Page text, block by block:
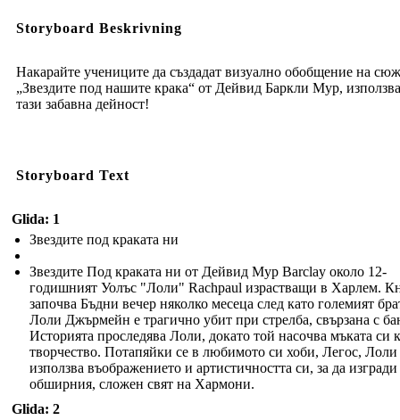
Storyboard Beskrivning
Накарайте учениците да създадат визуално обобщение на
„Звездите под нашите крака“ от Дейвид Баркли Мур,
тази забавна дейност!
Storyboard Text
Glida: 1
Звездите под краката ни
Звездите Под краката ни от Дейвид Мур Barclay около 12-
годишният Уолъс "Лоли" Rachpaul израстващи в Харлем.
започва Бъдни вечер няколко месеца след като големият
Лоли Джърмейн е трагично убит при стрелба, свързана с
Историята проследява Лоли, докато той насочва мъката си
творчество. Потапяйки се в любимото си хоби, Легос, Лоли
използва въображението и артистичността си, за да изгради
обширния, сложен свят на Хармони.
Glida: 2